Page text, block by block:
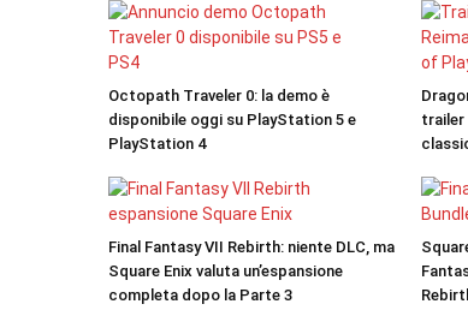
Octopath Traveler 0: la demo è
disponibile oggi su PlayStation 5 e
PlayStation 4
trailer
Final Fantasy VII Rebirth: niente DLC, ma
Square Enix valuta un’espansione
completa dopo la Parte 3